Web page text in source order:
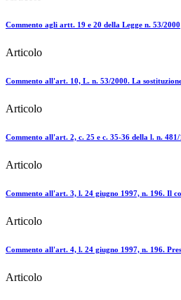
Commento agli artt. 19 e 20 della Legge n. 53/2000
Articolo
Commento all'art. 10, L. n. 53/2000. La
Articolo
Commento all'art. 2, c. 25 e c. 35-36 della l. n. 481/
Articolo
Commento all'art. 3, l. 24 giugno 1997, n. 196. Il
Articolo
Commento all'art. 4, l. 24 giugno 1997, n. 196.
Articolo